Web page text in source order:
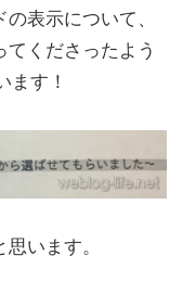
表示について、
くださったよう
ます！
います。